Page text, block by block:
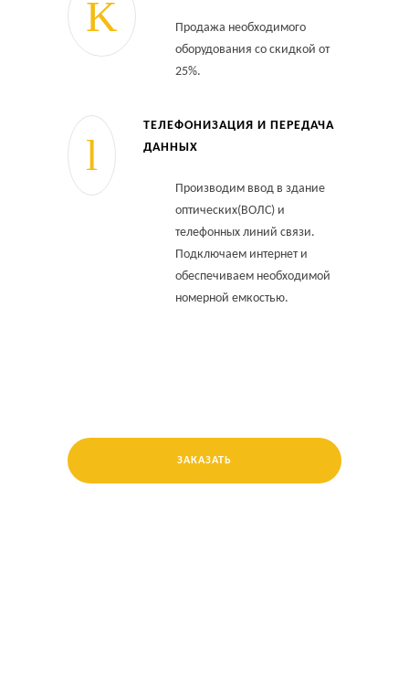
Продажа необходимого
оборудования со скидкой от
25%.
ТЕЛЕФОНИЗАЦИЯ И ПЕРЕДАЧА
ДАННЫХ
Производим ввод в здание
оптических(ВОЛС) и
телефонных линий связи.
Подключаем интернет и
обеспечиваем необходимой
номерной емкостью.
ЗАКАЗАТЬ